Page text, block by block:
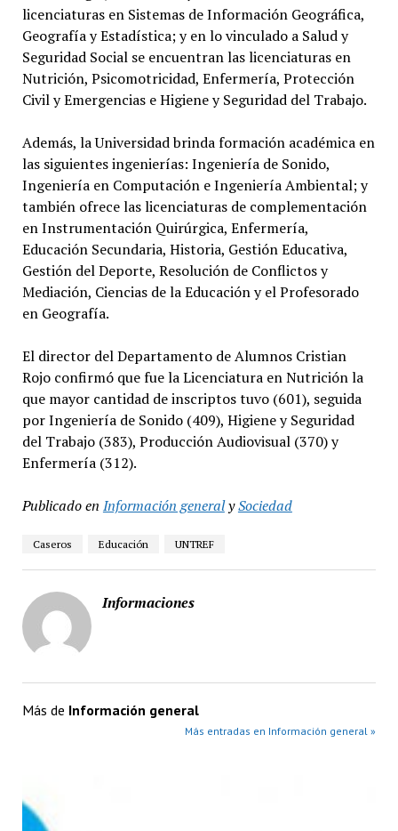
licenciaturas en Sistemas de Información Geográfica,
Geografía y Estadística; y en lo vinculado a Salud y
Seguridad Social se encuentran las licenciaturas en
Nutrición, Psicomotricidad, Enfermería, Protección
Civil y Emergencias e Higiene y Seguridad del Trabajo.
Además, la Universidad brinda formación académica en
las siguientes ingenierías: Ingeniería de Sonido,
Ingeniería en Computación e Ingeniería Ambiental; y
también ofrece las licenciaturas de complementación
en Instrumentación Quirúrgica, Enfermería,
Educación Secundaria, Historia, Gestión Educativa,
Gestión del Deporte, Resolución de Conflictos y
Mediación, Ciencias de la Educación y el Profesorado
en Geografía.
El director del Departamento de Alumnos Cristian
Rojo confirmó que fue la Licenciatura en Nutrición la
que mayor cantidad de inscriptos tuvo (601), seguida
por Ingeniería de Sonido (409), Higiene y Seguridad
del Trabajo (383), Producción Audiovisual (370) y
Enfermería (312).
Publicado en Información generalySociedad
Caseros Educación UNTREF
Informaciones
Más de Información general
Más entradas en Información general »